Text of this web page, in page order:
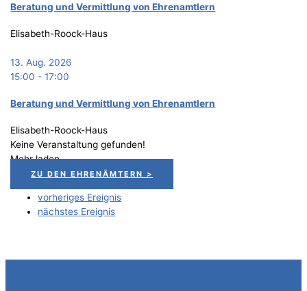
Bera­tung und Ver­mitt­lung von Ehrenamtlern
Elisabeth-Roock-Haus
13. Aug. 2026
15:00 -17:00
Bera­tung und Ver­mitt­lung von Ehrenamtlern
Elisabeth-Roock-Haus
Keine Veranstaltung gefunden!
Mehr laden
ZU DEN EHRENÄMTERN >
vorheriges Ereignis
nächstes Ereignis